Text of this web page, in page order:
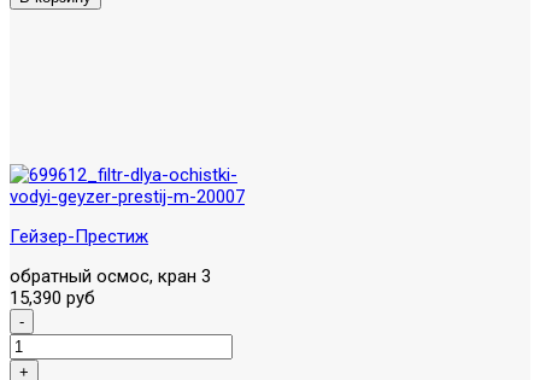
Гейзер-Престиж
обратный осмос, кран 3
15,390 руб